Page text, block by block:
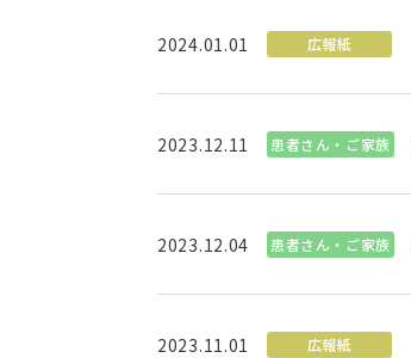
2024.01.01 広報紙
2023.12.11 患者さん・ご家族
2023.12.04 患者さん・ご家族
2023.11.01 広報紙